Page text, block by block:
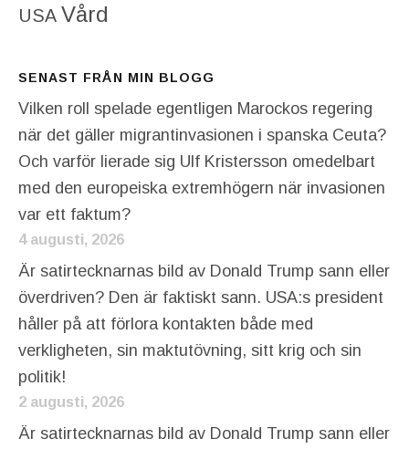
USA Vård
SENAST FRÅN MIN BLOGG
Vilken roll spelade egentligen Marockos regering
när det gäller migrantinvasionen i spanska Ceuta?
Och varför lierade sig Ulf Kristersson omedelbart
med den europeiska extremhögern när invasionen
var ett faktum?
4 augusti, 2026
Är satirtecknarnas bild av Donald Trump sann eller
överdriven? Den är faktiskt sann. USA:s president
håller på att förlora kontakten både med
verkligheten, sin maktutövning, sitt krig och sin
politik!
2 augusti, 2026
Är satirtecknarnas bild av Donald Trump sann eller